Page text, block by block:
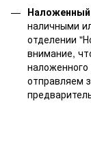
наличными
отделении
внимание,
отправляем